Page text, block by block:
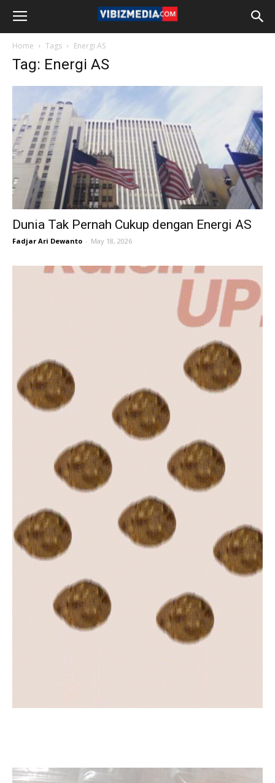
Home Tags Energi AS
Tag: Energi AS
Dunia Tak Pernah Cukup dengan Energi AS
Fadjar Ari Dewanto - May 18, 2026